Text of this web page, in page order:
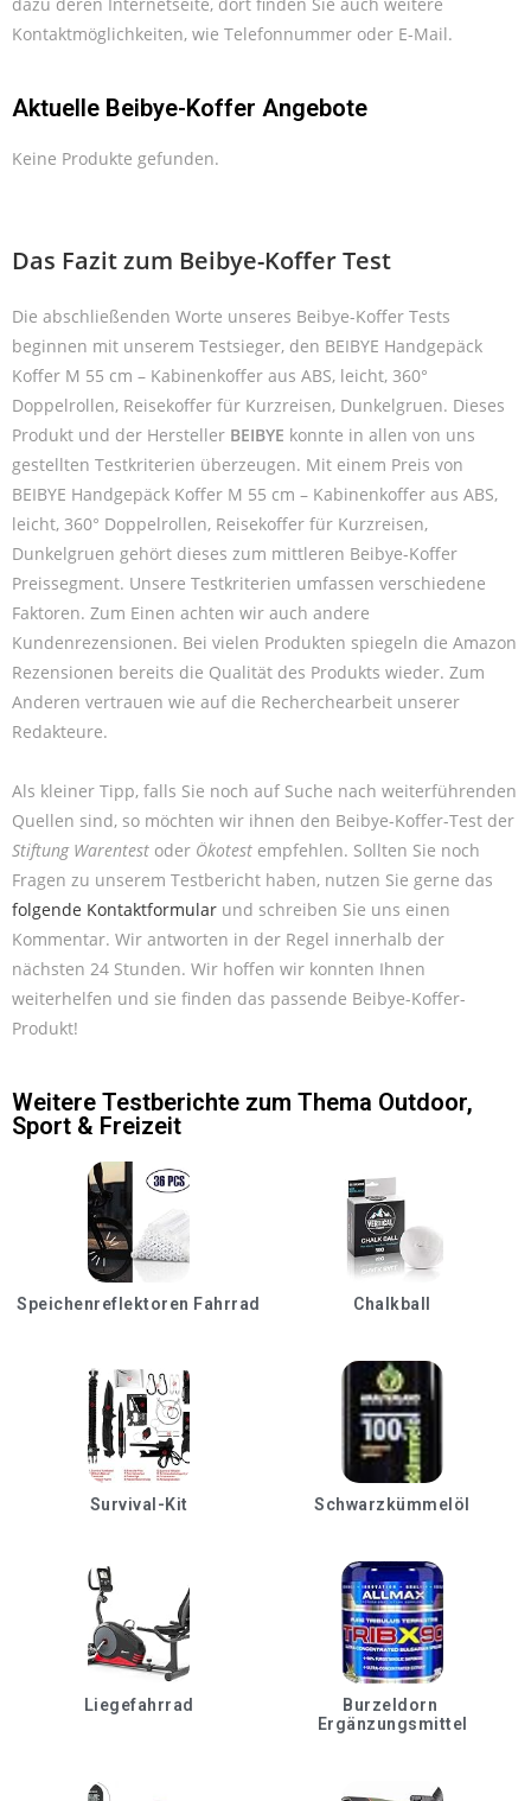
Kontaktmöglichkeiten, wie Telefonnummer oder E-Mail.
Aktuelle Beibye-Koffer Angebote
Keine Produkte gefunden.
Das Fazit zum Beibye-Koffer Test
Die abschließenden Worte unseres Beibye-Koffer Tests
beginnen mit unserem Testsieger, den BEIBYE Handgepäck
Koffer M 55 cm – Kabinenkoffer aus ABS, leicht, 360°
Doppelrollen, Reisekoffer für Kurzreisen, Dunkelgruen. Dieses
Produkt und der Hersteller BEIBYE konnte in allen von uns
gestellten Testkriterien überzeugen. Mit einem Preis von
BEIBYE Handgepäck Koffer M 55 cm – Kabinenkoffer aus ABS,
leicht, 360° Doppelrollen, Reisekoffer für Kurzreisen,
Dunkelgruen gehört dieses zum mittleren Beibye-Koffer
Preissegment. Unsere Testkriterien umfassen verschiedene
Faktoren. Zum Einen achten wir auch andere
Kundenrezensionen. Bei vielen Produkten spiegeln die Amazon
Rezensionen bereits die Qualität des Produkts wieder. Zum
Anderen vertrauen wie auf die Recherchearbeit unserer
Redakteure.
Als kleiner Tipp, falls Sie noch auf Suche nach weiterführenden
Quellen sind, so möchten wir ihnen den Beibye-Koffer-Test der
Stiftung Warentest oder Ökotest empfehlen. Sollten Sie noch
Fragen zu unserem Testbericht haben, nutzen Sie gerne das
folgende Kontaktformular und schreiben Sie uns einen
Kommentar. Wir antworten in der Regel innerhalb der
nächsten 24 Stunden. Wir hoffen wir konnten Ihnen
weiterhelfen und sie finden das passende Beibye-Koffer-
Produkt!
Weitere Testberichte zum Thema Outdoor,
Sport & Freizeit
Speichenreflektoren Fahrrad Chalkball
Survival-Kit Schwarzkümmelöl
Liegefahrrad
Burzeldorn 
Ergänzungsmittel